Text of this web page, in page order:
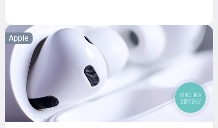
Apple
КНОПКА
ЗВ'ЯЗКУ